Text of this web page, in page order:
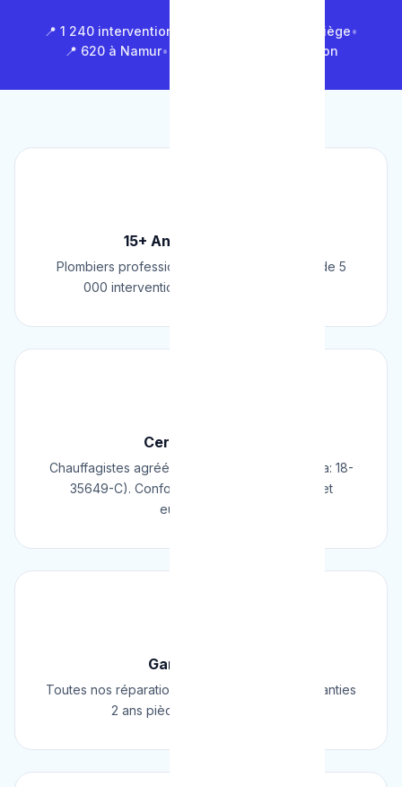
📍 1 240 interventions à Bruxelles 📍 850 à Liège•
📍 620 à Namur• 📍 1 430 en Brabant Wallon
15+ Ans d'Expérience
Plombiers professionnels depuis 2009. Plus de 5
000 interventions réussies en Belgique.
Certifié & Agréé
Chauffagistes agréés Cerga/Cedicol (N° Cerga: 18-
35649-C). Conformes aux normes belges et
européennes.
Garantie 2 Ans
Toutes nos réparations et installations sont garanties
2 ans pièces et main d'œuvre.